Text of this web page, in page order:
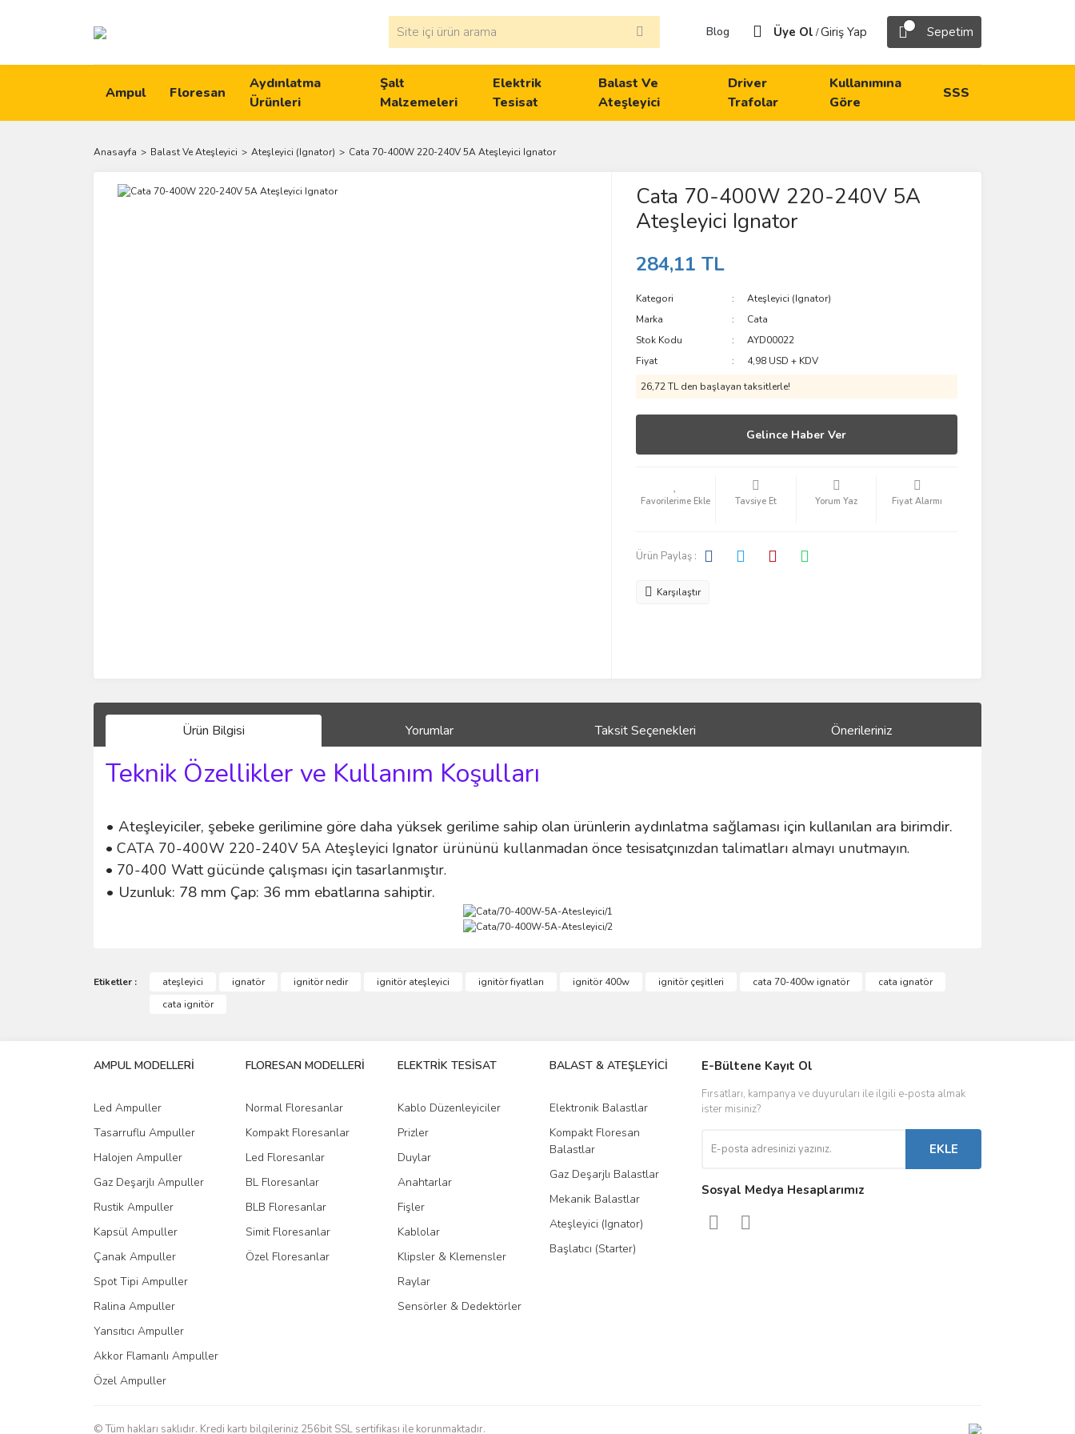
Blog Üye Ol /Giriş Yap Sepetim
Ampul Floresan
Aydınlatma
Ürünleri
Şalt
Malzemeleri
Elektrik
Tesisat
Balast Ve
Ateşleyici
Driver
Trafolar
Kullanımına
Göre
SSS
Anasayfa Balast Ve Ateşleyici Ateşleyici (Ignator) Cata 70-400W 220-240V 5A Ateşleyici Ignator
Cata 70-400W 220-240V 5A
Ateşleyici Ignator
284,11 TL
Kategori
Ateşleyici (Ignator)
Marka
Cata
Stok Kodu
AYD00022
Fiyat
4,98 USD + KDV
26,72 TL den başlayan taksitlerle!
Gelince Haber Ver
Tavsiye Et Yorum Yaz Fiyat Alarmı
Ürün Paylaş :
Karşılaştır
Ürün Bilgisi Yorumlar Taksit Seçenekleri Önerileriniz
Teknik Özellikler ve Kullanım Koşulları
• Ateşleyiciler, şebeke gerilimine göre daha yüksek gerilime sahip olan ürünlerin aydınlatma sağlaması için kullanılan ara birimdir.
• CATA 70-400W 220-240V 5A Ateşleyici Ignator ürününü kullanmadan önce tesisatçınızdan talimatları almayı unutmayın.
• 70-400 Watt gücünde çalışması için tasarlanmıştır.
• Uzunluk: 78 mm Çap: 36 mm ebatlarına sahiptir.
Bu ürüne ilk yorumu siz yapın!
Görüş ve önerileriniz için teşekkür ederiz.
Ürün bilgilerinde hatalar bulunuyor.
Bu ürüne benzer farklı alternatifler olmalı.
Gönder
Etiketler : ateşleyici ignatör ignitör nedir ignitör ateşleyici ignitör fiyatları ignitör 400w ignitör çeşitleri cata 70-400w ignatör
cata ignatör
cata ignitör
AMPUL MODELLERİ
Led Ampuller
Tasarruflu Ampuller
Halojen Ampuller
Gaz Deşarjlı Ampuller
Rustik Ampuller
Kapsül Ampuller
Çanak Ampuller
Spot Tipi Ampuller
Ralina Ampuller
Yansıtıcı Ampuller
Akkor Flamanlı Ampuller
Özel Ampuller
FLORESAN MODELLERİ
Normal Floresanlar
Kompakt Floresanlar
Led Floresanlar
BL Floresanlar
BLB Floresanlar
Simit Floresanlar
Özel Floresanlar
ELEKTRİK TESİSAT
Kablo Düzenleyiciler
Prizler
Duylar
Anahtarlar
Fişler
Kablolar
Klipsler & Klemensler
Raylar
Sensörler & Dedektörler
BALAST & ATEŞLEYİCİ
Elektronik Balastlar
Kompakt Floresan
Balastlar
Gaz Deşarjlı Balastlar
Mekanik Balastlar
Ateşleyici (Ignator)
Başlatıcı (Starter)
DRIVER & TRAFO
Led Driverlar
Kontaktörler
Sigorta & Otomatlar
E-Bültene Kayıt Ol
Fırsatları, kampanya ve duyuruları ile ilgili e-posta almak
ister misiniz?
EKLE
Sosyal Medya Hesaplarımız
© Tüm hakları saklıdır. Kredi kartı bilgileriniz 256bit SSL sertifikası ile korunmaktadır.